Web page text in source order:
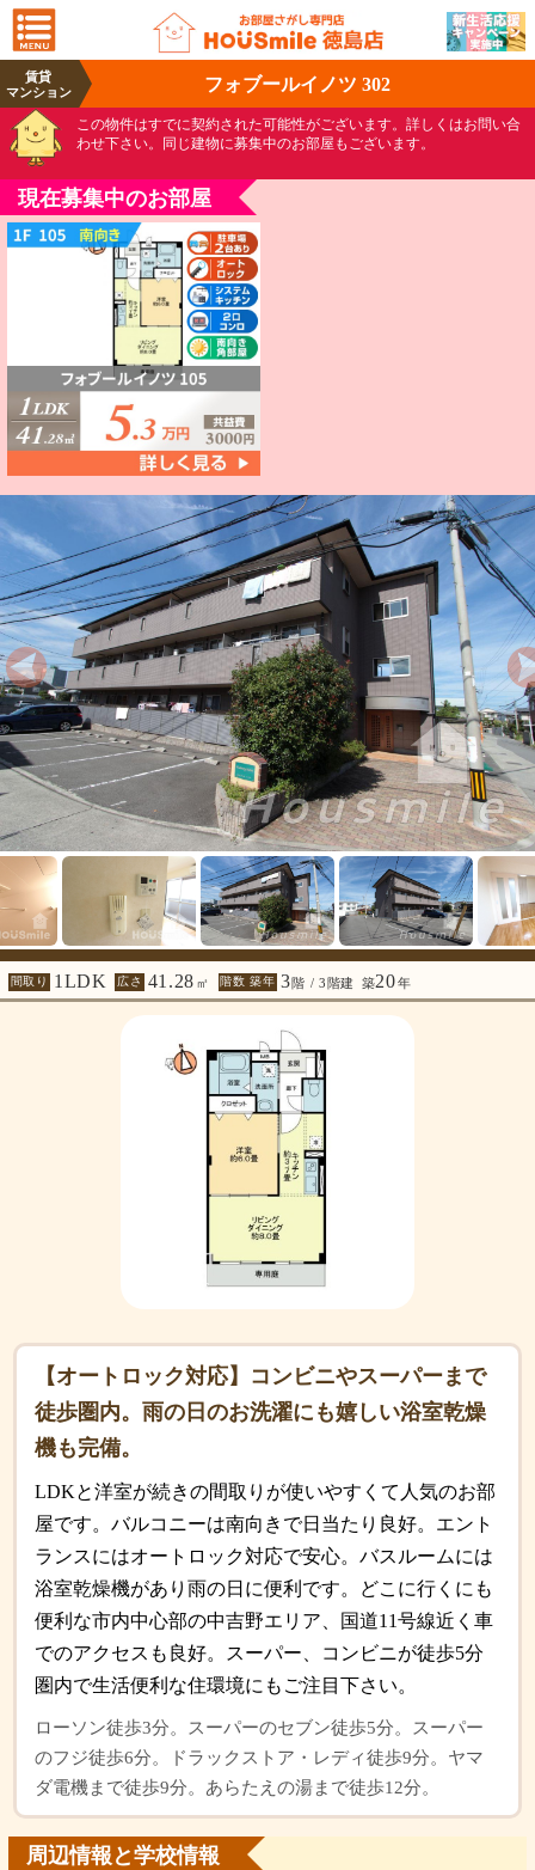
賃貸
マンション
フォブールイノツ 302
この物件はすでに契約された可能性がございます。詳しくはお問い合
わせ下さい。同じ建物に募集中のお部屋もございます。
現在募集中のお部屋
間取り 1LDK 広さ 41.28 ㎡ 階数 築年 3階 / 3階建 築20年
【オートロック対応】コンビニやスーパーまで
徒歩圏内。雨の日のお洗濯にも嬉しい浴室乾燥
機も完備。
LDKと洋室が続きの間取りが使いやすくて人気のお部
屋です。バルコニーは南向きで日当たり良好。エント
ランスにはオートロック対応で安心。バスルームには
浴室乾燥機があり雨の日に便利です。どこに行くにも
便利な市内中心部の中吉野エリア、国道11号線近く車
でのアクセスも良好。スーパー、コンビニが徒歩5分
圏内で生活便利な住環境にもご注目下さい。
ローソン徒歩3分。スーパーのセブン徒歩5分。スーパー
のフジ徒歩6分。ドラックストア・レディ徒歩9分。ヤマ
ダ電機まで徒歩9分。あらたえの湯まで徒歩12分。
周辺情報と学校情報